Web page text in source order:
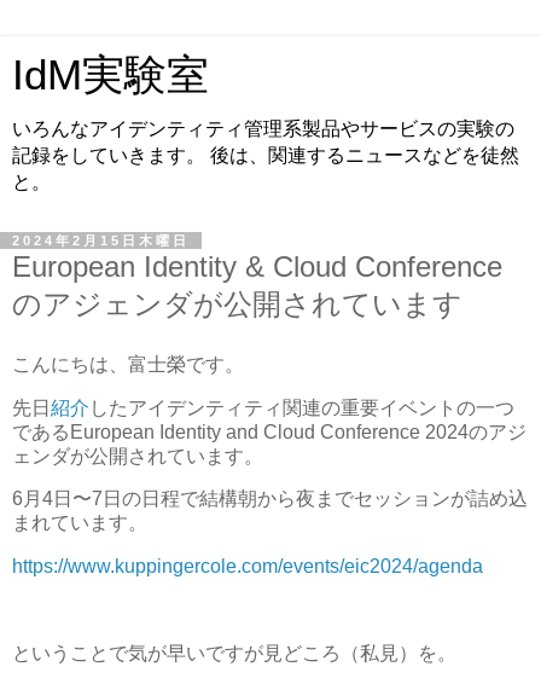
IdM実験室
いろんなアイデンティティ管理系製品やサービスの実験の
記録をしていきます。 後は、関連するニュースなどを徒然
と。
2024年2月15日木曜日
European Identity & Cloud Conference
のアジェンダが公開されています
こんにちは、富士榮です。
先日 紹介 したアイデンティティ関連の重要イベントの一つ
であるEuropean Identity and Cloud Conference 2024のアジ
ェンダが公開されています。
6月4日〜7日の日程で結構朝から夜までセッションが詰め込
まれています。
https://www.kuppingercole.com/events/eic2024/agenda
ということで気が早いですが見どころ（私見）を。